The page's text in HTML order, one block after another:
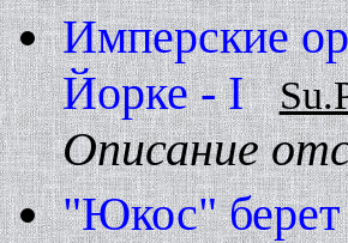
Имперские
Йорке - I
Описание
"Юкос" берет